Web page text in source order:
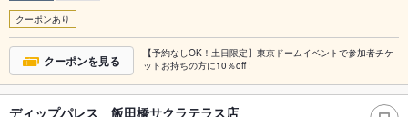
クーポンあり
クーポンを見る
【予約なしOK！土日限定】東京ドームイベントで参加者チケ
ットお持ちの方に10％off !
ディップパレス 飯田橋サクラテラス店